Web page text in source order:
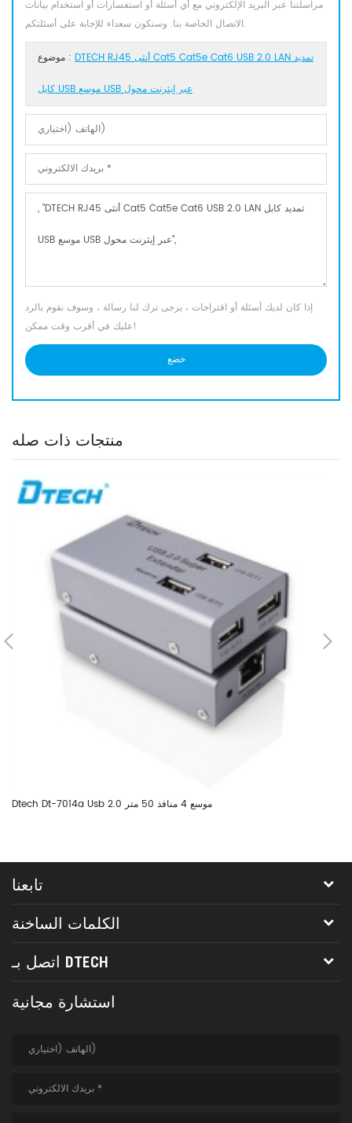
مراسلتنا عبر البريد الإلكتروني مع أي أسئلة أو استفسارات أو استخدام بيانات
الاتصال الخاصة بنا. وسنكون سعداء للإجابة على أسئلتكم.
موضوع : DTECH RJ45 أنثى Cat5 Cat5e Cat6 USB 2.0 LAN تمديد
كابل USB موسع USB عبر إيثرنت محول
إذا كان لديك أسئلة أو اقتراحات ، يرجى ترك لنا رسالة ، وسوف نقوم بالرد
عليك في أقرب وقت ممكن!
منتجات ذات صله
Dtech Dt-7014a Usb 2.0 موسع 4 منافذ 50 متر
تابعنا
الكلمات الساخنة
اتصل بـ DTECH
استشارة مجانية